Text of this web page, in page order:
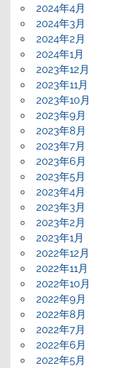
2024年4月
2024年3月
2024年2月
2024年1月
2023年12月
2023年11月
2023年10月
2023年9月
2023年8月
2023年7月
2023年6月
2023年5月
2023年4月
2023年3月
2023年2月
2023年1月
2022年12月
2022年11月
2022年10月
2022年9月
2022年8月
2022年7月
2022年6月
2022年5月